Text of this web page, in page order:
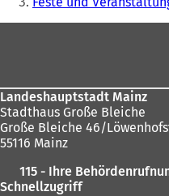
sich
Landeshauptstadt Mainz
Stadthaus Große Bleiche
Große Bleiche 46/
55116 Mainz
115 - Ihre
Schnellzugriff